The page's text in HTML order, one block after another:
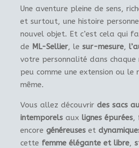
Une aventure pleine de sens,
et surtout, une histoire
nouvel objet. Et c’est cela qui
de ML-Sellier, le sur-mesure,
votre personnalité dans chaque
peu comme une extension ou
même.
Vous allez découvrir des sacs
intemporels aux lignes épurées,
encore généreuses et
cette femme élégante et libre,